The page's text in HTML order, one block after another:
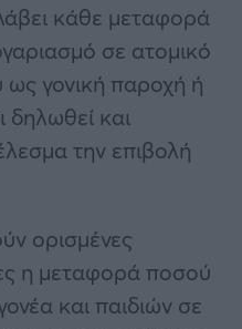
κάθε μεταφορά
σε ατομικό
ως γονική παροχή ή
δηλωθεί και
την επιβολή
ορισμένες
η μεταφορά ποσού
και παιδιών σε